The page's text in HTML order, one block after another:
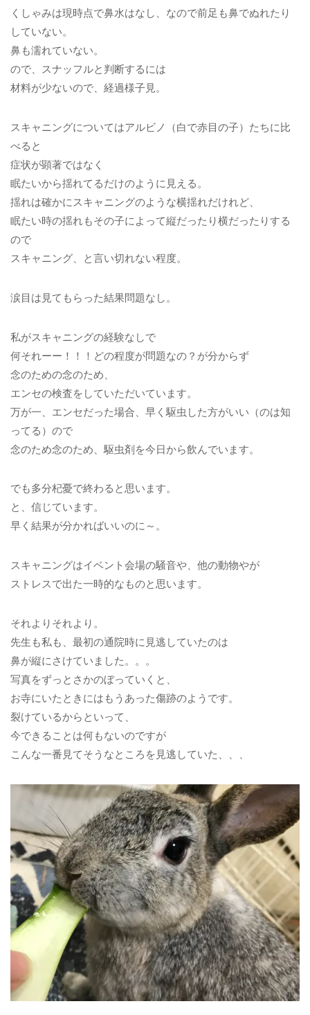
くしゃみは現時点で鼻水はなし、なので前足も鼻でぬれたり
していない。
鼻も濡れていない。
ので、スナッフルと判断するには
材料が少ないので、経過様子見。
スキャニングについてはアルビノ（白で赤目の子）たちに比
べると
症状が顕著ではなく
眠たいから揺れてるだけのように見える。
揺れは確かにスキャニングのような横揺れだけれど、
眠たい時の揺れもその子によって縦だったり横だったりする
ので
スキャニング、と言い切れない程度。
涙目は見てもらった結果問題なし。
私がスキャニングの経験なしで
何それーー！！！どの程度が問題なの？が分からず
念のための念のため、
エンセの検査をしていただいています。
万が一、エンセだった場合、早く駆虫した方がいい（のは知
ってる）ので
念のため念のため、駆虫剤を今日から飲んでいます。
でも多分杞憂で終わると思います。
と、信じています。
早く結果が分かればいいのに～。
スキャニングはイベント会場の騒音や、他の動物やが
ストレスで出た一時的なものと思います。
それよりそれより。
先生も私も、最初の通院時に見逃していたのは
鼻が縦にさけていました。。。
写真をずっとさかのぼっていくと、
お寺にいたときにはもうあった傷跡のようです。
裂けているからといって、
今できることは何もないのですが
こんな一番見てそうなところを見逃していた、、、